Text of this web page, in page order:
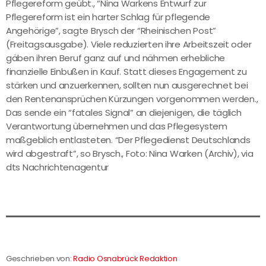
Pflegereform geübt., “Nina Warkens Entwurf zur
Pflegereform ist ein harter Schlag für pflegende
Angehörige”, sagte Brysch der “Rheinischen Post”
(Freitagsausgabe). Viele reduzierten ihre Arbeitszeit oder
gäben ihren Beruf ganz auf und nähmen erhebliche
finanzielle Einbußen in Kauf. Statt dieses Engagement zu
stärken und anzuerkennen, sollten nun ausgerechnet bei
den Rentenansprüchen Kürzungen vorgenommen werden.,
Das sende ein “fatales Signal” an diejenigen, die täglich
Verantwortung übernehmen und das Pflegesystem
maßgeblich entlasteten. “Der Pflegedienst Deutschlands
wird abgestraft”, so Brysch., Foto: Nina Warken (Archiv), via
dts Nachrichtenagentur
Geschrieben von:Radio Osnabrück Redaktion